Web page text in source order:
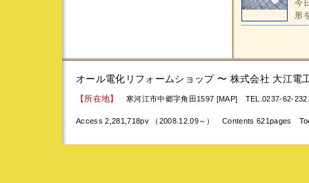
今
形
オール電化リフォームショップ 〜 株式会社 大江電
【所在地】 寒河江市中郷字角田1597 [MAP] TEL.0237-62-
Access 2,281,718pv （2008.12.09～） Contents 621pages